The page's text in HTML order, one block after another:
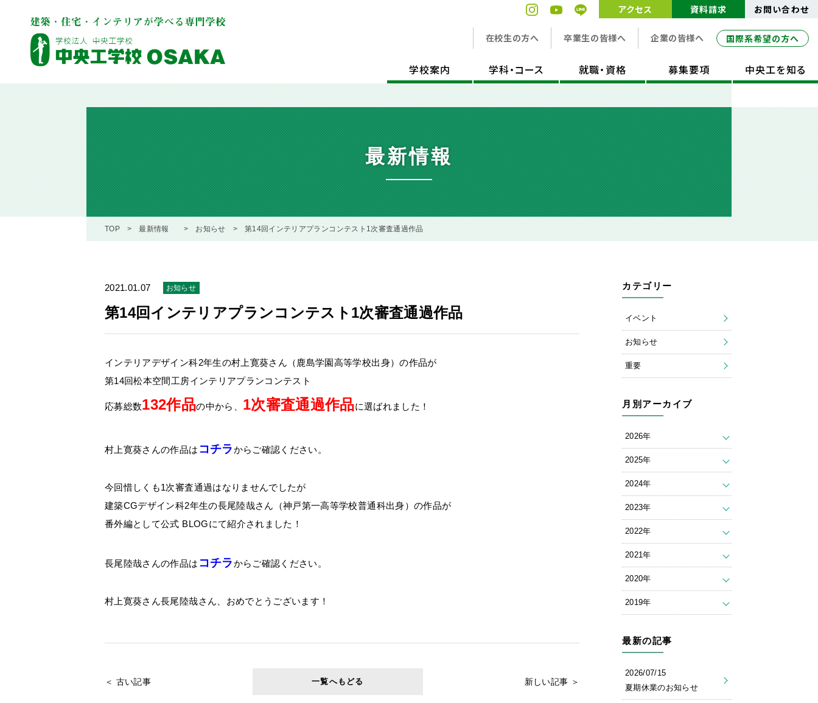
アクセス 資料請求 お問い合わせ
在校生の方へ 卒業生の皆様へ 企業の皆様へ 国際系希望の方へ
学校案内 学科・コース 就職・資格 募集要項 中央工を知る
最新情報
TOP 最新情報 お知らせ 第14回インテリアプランコンテスト1次審査通過作品
2021.01.07 お知らせ
第14回インテリアプランコンテスト1次審査通過作品
インテリアデザイン科2年生の村上寛葵さん（鹿島学園高等学校出身）の作品が
第14回松本空間工房インテリアプランコンテスト
応募総数132作品の中から、 1次審査通過作品に選ばれました！
村上寛葵さんの作品は コチラからご確認ください。
今回惜しくも1次審査通過はなりませんでしたが
建築CGデザイン科2年生の長尾陸哉さん（神戸第一高等学校普通科出身）の作品が
番外編として公式 BLOGにて紹介されました！
長尾陸哉さんの作品は コチラからご確認ください。
村上寛葵さん長尾陸哉さん、おめでとうございます！
＜ 古い記事 新しい記事 ＞
一覧へもどる
カテゴリー
イベント
お知らせ
重要
月別アーカイブ
2026年
2025年
2024年
2023年
2022年
2021年
2020年
2019年
最新の記事
2026/07/15
夏期休業のお知らせ